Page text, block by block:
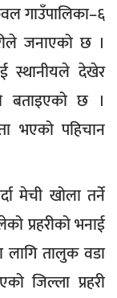
गाउँपालिका–६
जनाएको छ ।
स्थानीयले देखेर
बताइएको छ ।
भएको पहिचान
मेची खोला तर्ने
प्रहरीको भनाई
तालुक वडा
जिल्ला प्रहरी